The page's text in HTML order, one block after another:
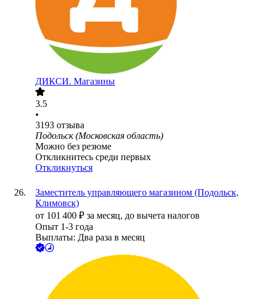
ДИКСИ. Магазины
3.5
•
3193 отзыва
Подольск (Московская область)
Можно без резюме
Откликнитесь среди первых
Откликнуться
Заместитель управляющего магазином (Подольск,
Климовск)
от 101 400 ₽ за месяц, до вычета налогов
Опыт 1-3 года
Выплаты: Два раза в месяц